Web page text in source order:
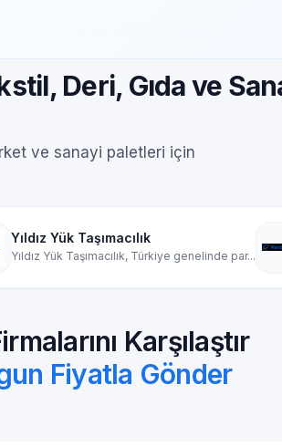
Deri, Gıda ve
ve sanayi paletleri için
genelinde par... Mardin nakliyat
Karşılaştır
Fiyatla Gönder